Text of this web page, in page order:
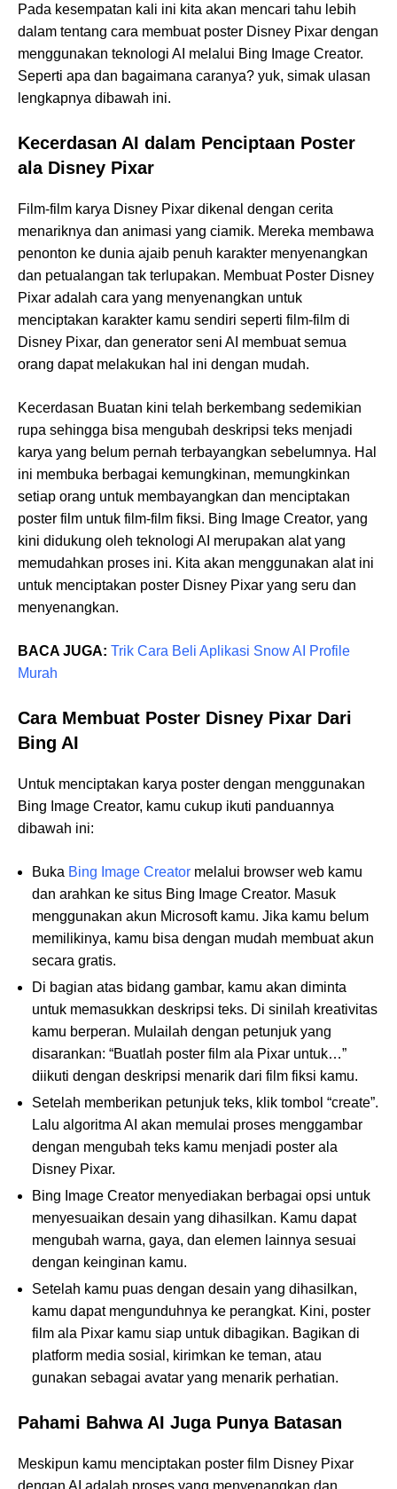
Pada kesempatan kali ini kita akan mencari tahu lebih
dalam tentang cara membuat poster Disney Pixar dengan
menggunakan teknologi AI melalui Bing Image Creator.
Seperti apa dan bagaimana caranya? yuk, simak ulasan
lengkapnya dibawah ini.
Kecerdasan AI dalam Penciptaan Poster
ala Disney Pixar
Film-film karya Disney Pixar dikenal dengan cerita
menariknya dan animasi yang ciamik. Mereka membawa
penonton ke dunia ajaib penuh karakter menyenangkan
dan petualangan tak terlupakan. Membuat Poster Disney
Pixar adalah cara yang menyenangkan untuk
menciptakan karakter kamu sendiri seperti film-film di
Disney Pixar, dan generator seni AI membuat semua
orang dapat melakukan hal ini dengan mudah.
Kecerdasan Buatan kini telah berkembang sedemikian
rupa sehingga bisa mengubah deskripsi teks menjadi
karya yang belum pernah terbayangkan sebelumnya. Hal
ini membuka berbagai kemungkinan, memungkinkan
setiap orang untuk membayangkan dan menciptakan
poster film untuk film-film fiksi. Bing Image Creator, yang
kini didukung oleh teknologi AI merupakan alat yang
memudahkan proses ini. Kita akan menggunakan alat ini
untuk menciptakan poster Disney Pixar yang seru dan
menyenangkan.
BACA JUGA: Trik Cara Beli Aplikasi Snow AI Profile
Murah
Cara Membuat Poster Disney Pixar Dari
Bing AI
Untuk menciptakan karya poster dengan menggunakan
Bing Image Creator, kamu cukup ikuti panduannya
dibawah ini:
Buka Bing Image Creator melalui browser web kamu
dan arahkan ke situs Bing Image Creator. Masuk
menggunakan akun Microsoft kamu. Jika kamu belum
memilikinya, kamu bisa dengan mudah membuat akun
secara gratis.
Di bagian atas bidang gambar, kamu akan diminta
untuk memasukkan deskripsi teks. Di sinilah kreativitas
kamu berperan. Mulailah dengan petunjuk yang
disarankan: “Buatlah poster film ala Pixar untuk…”
diikuti dengan deskripsi menarik dari film fiksi kamu.
Setelah memberikan petunjuk teks, klik tombol “create”.
Lalu algoritma AI akan memulai proses menggambar
dengan mengubah teks kamu menjadi poster ala
Disney Pixar.
Bing Image Creator menyediakan berbagai opsi untuk
menyesuaikan desain yang dihasilkan. Kamu dapat
mengubah warna, gaya, dan elemen lainnya sesuai
dengan keinginan kamu.
Setelah kamu puas dengan desain yang dihasilkan,
kamu dapat mengunduhnya ke perangkat. Kini, poster
film ala Pixar kamu siap untuk dibagikan. Bagikan di
platform media sosial, kirimkan ke teman, atau
gunakan sebagai avatar yang menarik perhatian.
Pahami Bahwa AI Juga Punya Batasan
Meskipun kamu menciptakan poster film Disney Pixar
dengan AI adalah proses yang menyenangkan dan